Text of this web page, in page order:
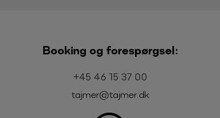
Booking og forespørgsel:
Telefon:
+45 46 15 37 00
E-mail:
tajmer@tajmer.dk